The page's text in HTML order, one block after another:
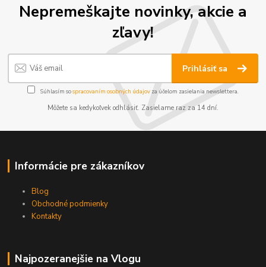
Nepremeškajte novinky, akcie a
zľavy!
Prihlásiť sa
Súhlasím sospracovaním osobných údajov za účelom zasielania newslettera.
Môžete sa kedykoľvek odhlásiť. Zasielame raz za 14 dní.
Informácie pre zákazníkov
Blog
Obchodné podmienky
Kontakty
Najpozeranejšie na Vlogu